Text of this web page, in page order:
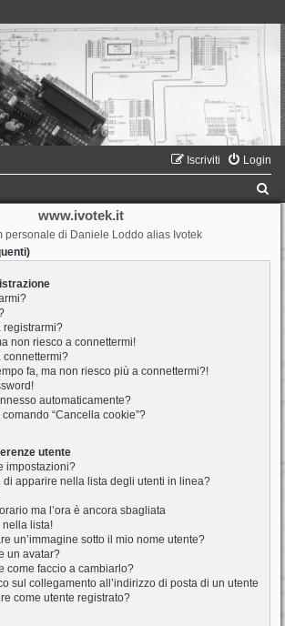
Login
Iscriviti
www.ivotek.it
personale di Daniele Loddo alias Ivotek
registrarmi?
non riesco a connettermi!
connettermi?
fa, ma non riesco più a connettermi?!
automaticamente?
“Cancella cookie”?
utente
impostazioni?
di apparire nella lista degli utenti in linea?
ma l’ora è ancora sbagliata
nella lista!
un’immagine sotto il mio nome utente?
un avatar?
come faccio a cambiarlo?
sul collegamento all’indirizzo di posta di un utente
come utente registrato?